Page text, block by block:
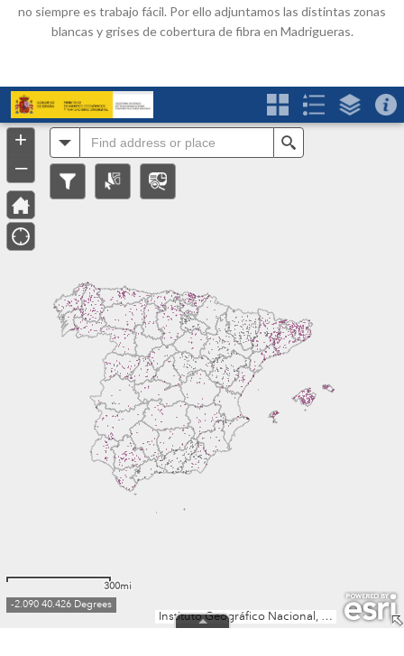
no siempre es trabajo fácil. Por ello adjuntamos las distintas zonas
blancas y grises de cobertura de fibra en Madrigueras.